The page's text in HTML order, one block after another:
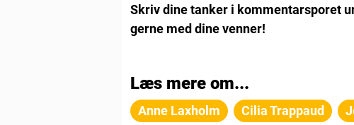
Skriv dine tanker i kommentarsporet
gerne med dine venner!
Læs mere om...
Anne Laxholm Cilia Trappaud